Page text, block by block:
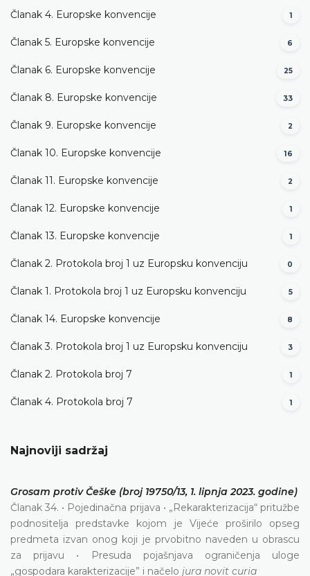
Članak 4. Europske konvencije 1
Članak 5. Europske konvencije 6
Članak 6. Europske konvencije 25
Članak 8. Europske konvencije 33
Članak 9. Europske konvencije 2
Članak 10. Europske konvencije 16
Članak 11. Europske konvencije 2
Članak 12. Europske konvencije 1
Članak 13. Europske konvencije 1
Članak 2. Protokola broj 1 uz Europsku konvenciju 0
Članak 1. Protokola broj 1 uz Europsku konvenciju 5
Članak 14. Europske konvencije 8
Članak 3. Protokola broj 1 uz Europsku konvenciju 3
Članak 2. Protokola broj 7 1
Članak 4. Protokola broj 7 1
Najnoviji sadržaj
Grosam protiv Češke (broj 19750/13, 1. lipnja 2023. godine)
Članak 34. • Pojedinačna prijava • „Rekarakterizacija“ pritužbe
podnositelja predstavke kojom je Vijeće proširilo opseg
predmeta izvan onog koji je prvobitno naveden u obrascu
za prijavu • Presuda pojašnjava ograničenja uloge
„gospodara karakterizacije” i načelo jura novit curia